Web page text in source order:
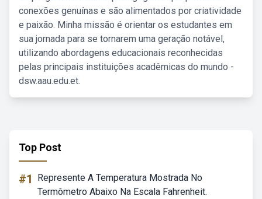
conexões genuínas e são alimentados por criatividade
e paixão. Minha missão é orientar os estudantes em
sua jornada para se tornarem uma geração notável,
utilizando abordagens educacionais reconhecidas
pelas principais instituições acadêmicas do mundo -
dsw.aau.edu.et.
Top Post
#1
Represente A Temperatura Mostrada No
Termômetro Abaixo Na Escala Fahrenheit.